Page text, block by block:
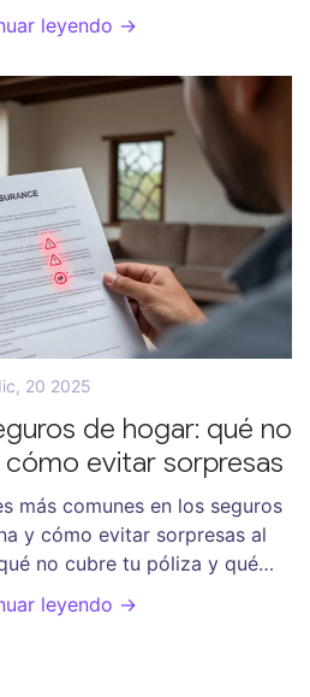
explicamos cómo funcionan,
y cuánto cuestan.
leyendo →
20 2025
de hogar: qué no
evitar sorpresas
más comunes en los seguros
y cómo evitar sorpresas al
no cubre tu póliza y qué
valen la pena.
leyendo →